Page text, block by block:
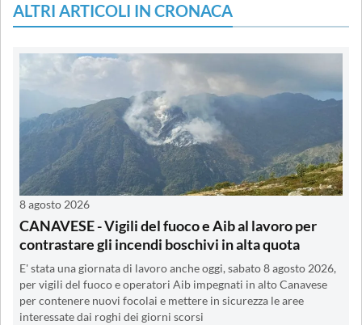
ALTRI ARTICOLI IN CRONACA
8 agosto 2026
CANAVESE - Vigili del fuoco e Aib al lavoro per
contrastare gli incendi boschivi in alta quota
E' stata una giornata di lavoro anche oggi, sabato 8 agosto 2026,
per vigili del fuoco e operatori Aib impegnati in alto Canavese
per contenere nuovi focolai e mettere in sicurezza le aree
interessate dai roghi dei giorni scorsi